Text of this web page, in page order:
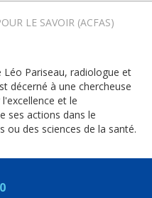
LE SAVOIR (ACFAS)
Léo Pariseau, radiologue et
décerné à une chercheuse
et le
ses actions dans le
ou des sciences de la santé.